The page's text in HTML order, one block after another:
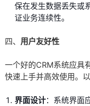
保在发生数据丢失或
证业务连续性。
四、 用户友好性
一个好的CRM系统应具
快速上手并高效使用。
界面设计：系统界面